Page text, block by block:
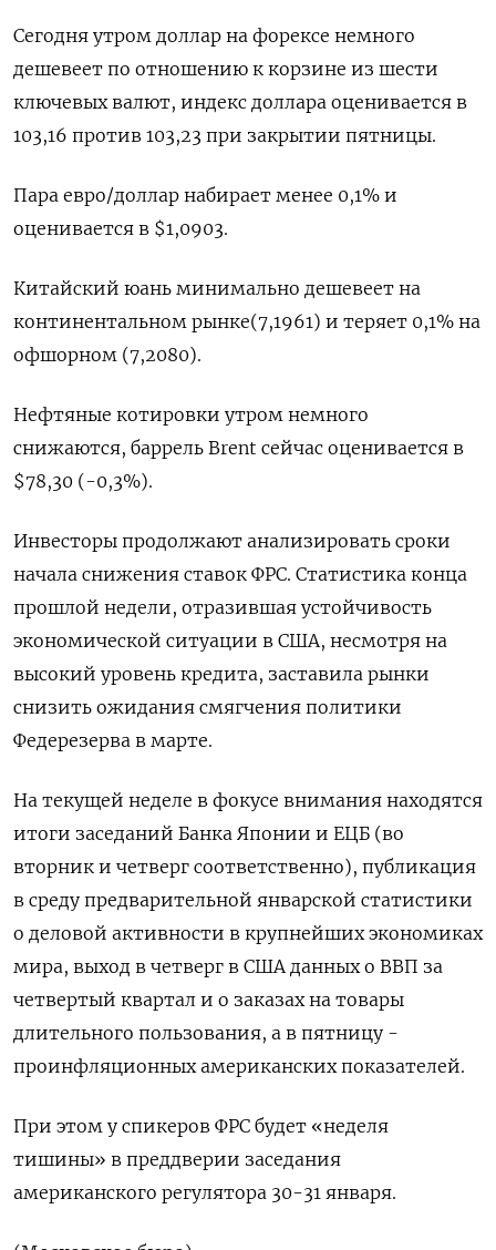
Сегодня утром доллар на форексе немного
дешевеет по отношению к корзине из шести
ключевых валют, индекс доллара оценивается в
103,16 против 103,23 при закрытии пятницы.
Пара евро/доллар набирает менее 0,1% и
оценивается в $1,0903.
Китайский юань минимально дешевеет на
континентальном рынке(7,1961) и теряет 0,1% на
офшорном (7,2080).
Нефтяные котировки утром немного
снижаются, баррель Brent сейчас оценивается в
$78,30 (-0,3%).
Инвесторы продолжают анализировать сроки
начала снижения ставок ФРС. Статистика конца
прошлой недели, отразившая устойчивость
экономической ситуации в США, несмотря на
высокий уровень кредита, заставила рынки
снизить ожидания смягчения политики
Федерезерва в марте.
На текущей неделе в фокусе внимания находятся
итоги заседаний Банка Японии и ЕЦБ (во
вторник и четверг соответственно), публикация
в среду предварительной январской статистики
о деловой активности в крупнейших экономиках
мира, выход в четверг в США данных о ВВП за
четвертый квартал и о заказах на товары
длительного пользования, а в пятницу -
проинфляционных американских показателей.
При этом у спикеров ФРС будет «неделя
тишины» в преддверии заседания
американского регулятора 30-31 января.